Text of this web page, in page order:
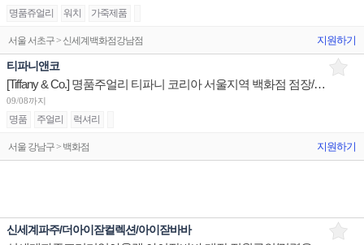
명품쥬얼리 워치 가죽제품
서울 서초구 > 신세계백화점강남점 지원하기
티파니앤코
[Tiffany & Co.] 명품주얼리 티파니 코리아 서울지역 백화점 점장/판매사원/오퍼레이션 채용
09/08까지
명품 주얼리 럭셔리
서울 강남구 > 백화점 지원하기
신세계파주/더아이잗컬렉션/아이잗바바